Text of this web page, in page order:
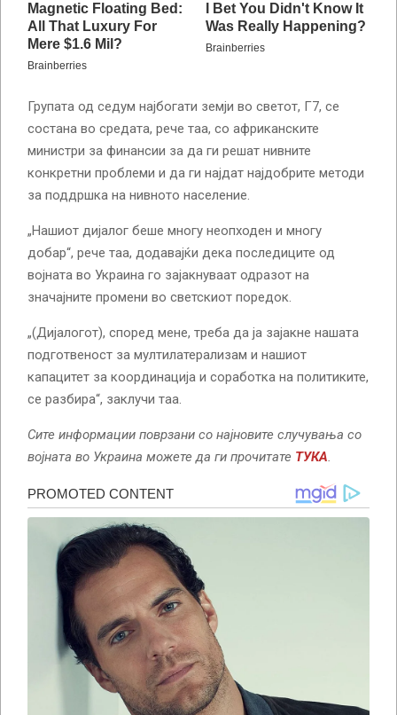
Групата од седум најбогати земји во светот, Г7, се
состана во средата, рече таа, со африканските
министри за финансии за да ги решат нивните
конкретни проблеми и да ги најдат најдобрите методи
за поддршка на нивното население.
„Нашиот дијалог беше многу неопходен и многу
добар“, рече таа, додавајќи дека последиците од
војната во Украина го зајакнуваат одразот на
значајните промени во светскиот поредок.
„(Дијалогот), според мене, треба да ја зајакне нашата
подготвеност за мултилатерализам и нашиот
капацитет за координација и соработка на политиките,
се разбира“, заклучи таа.
Сите информации поврзани со најновите случувања со
војната во Украина можете да ги прочитате ТУКА